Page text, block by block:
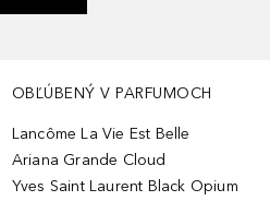
OBĽÚBENÝ V PARFUMOCH
Lancôme La Vie Est Belle
Ariana Grande Cloud
Yves Saint Laurent Black Opium